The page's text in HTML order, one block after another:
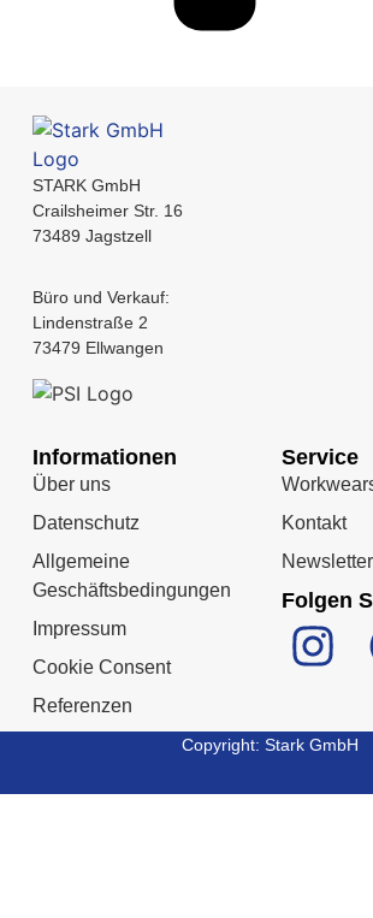
STARK GmbH
Crailsheimer Str. 16
73489 Jagstzell
Büro und Verkauf:
Lindenstraße 2
73479 Ellwangen
Informationen
Über uns
Datenschutz
Allgemeine
Geschäftsbedingungen
Impressum
Cookie Consent
Referenzen
Service
Kontakt
Newsletter
Folgen
Copyright: Stark GmbH